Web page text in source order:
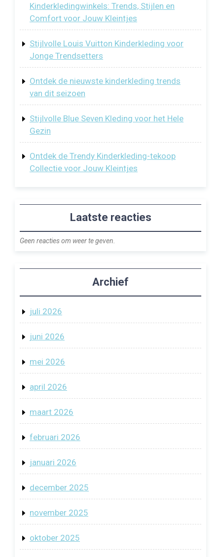
Kinderkledingwinkels: Trends, Stijlen en
Comfort voor Jouw Kleintjes
Stijlvolle Louis Vuitton Kinderkleding voor
Jonge Trendsetters
Ontdek de nieuwste kinderkleding trends
van dit seizoen
Stijlvolle Blue Seven Kleding voor het Hele
Gezin
Ontdek de Trendy Kinderkleding-tekoop
Collectie voor Jouw Kleintjes
Laatste reacties
Geen reacties om weer te geven.
Archief
juli 2026
juni 2026
mei 2026
april 2026
maart 2026
februari 2026
januari 2026
december 2025
november 2025
oktober 2025